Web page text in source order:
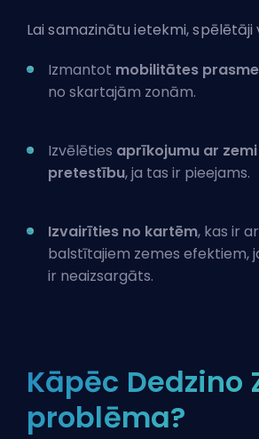
Lai samazinātu ietekmi, spēlētāji
Izmantot mobilitātes
no skartajām zonām.
Izvēlēties aprīkojumu ar
pretestību, ja tas ir pieejams.
Izvairīties no kartēm, kas ir
balstītajiem zemes efektiem,
ir neaizsargāts.
Kāpēc Dedzino
problēma?